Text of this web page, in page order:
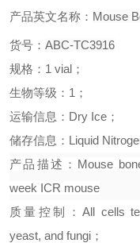
产品英文名称： Mouse
货号： ABC-TC3916
规格： 1 vial ；
生物等级： 1 ；
运输信息： Dry Ice ；
储存信息： Liquid
产品描述： Mouse
week ICR mouse
质量控制：All cells
yeast, and fungi ；